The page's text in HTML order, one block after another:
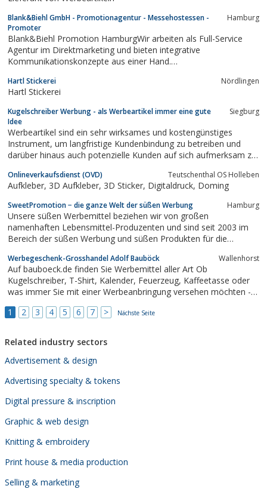
Blank&Biehl GmbH - Promotionagentur - Messehostessen -
Promoter
Hamburg
Blank&Biehl Promotion HamburgWir arbeiten als Full-Service
Agentur im Direktmarketing und bieten integrative
Kommunikationskonzepte aus einer Hand.
Werbemittelproduktionen gehören zu unseren
Kernkompetenzen.Uns unterstützen bundesweit mehr als 30.000
Freiberufler.Besuchen Sie jetzt...
Hartl Stickerei Nördlingen
Hartl Stickerei
Kugelschreiber Werbung - als Werbeartikel immer eine gute
Idee
Siegburg
Werbeartikel sind ein sehr wirksames und kostengünstiges
Instrument, um langfristige Kundenbindung zu betreiben und
darüber hinaus auch potenzielle Kunden auf sich aufmerksam zu
passende Produkte zurückgreifen.
Onlineverkaufsdienst (OVD) Teutschenthal OS Holleben
Aufkleber, 3D Aufkleber, 3D Sticker, Digitaldruck, Doming
SweetPromotion − die ganze Welt der süßen Werbung Hamburg
Unsere süßen Werbemittel beziehen wir von großen
namenhaften Lebensmittel-Produzenten und sind seit 2003 im
Bereich der süßen Werbung und süßen Produkten für die
unserer langjährigen Erfahrung und lassen Sie sich für Ihre süßen
Werbeartikel von uns beraten.
Werbegeschenk-Grosshandel Adolf Bauböck Wallenhorst
Auf bauboeck.de finden Sie Werbemittel aller Art Ob
Kugelschreiber, T-Shirt, Kalender, Feuerzeug, Kaffeetasse oder
was immer Sie mit einer Werbeanbringung versehen möchten -
und Freizeit für Ihre Kunden. Ob individuelle Geschenke oder
1 2 3 4 5 6 7 > Nächste Seite
Related industry sectors
Advertisement & design
Advertising specialty & tokens
Digital pressure & inscription
Graphic & web design
Knitting & embroidery
Print house & media production
Selling & marketing